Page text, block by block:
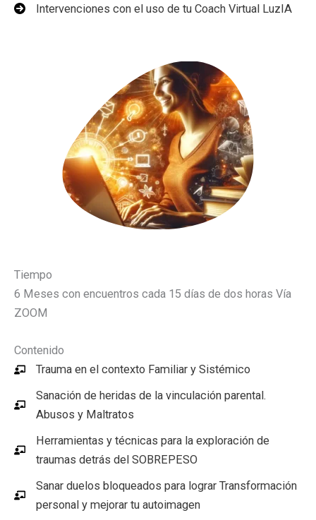
Intervenciones con el uso de tu Coach Virtual LuzIA
Tiempo
6 Meses con encuentros cada 15 días de dos horas Vía
ZOOM
Contenido
Trauma en el contexto Familiar y Sistémico
Sanación de heridas de la vinculación parental.
Abusos y Maltratos
Herramientas y técnicas para la exploración de
traumas detrás del SOBREPESO
Sanar duelos bloqueados para lograr Transformación
personal y mejorar tu autoimagen